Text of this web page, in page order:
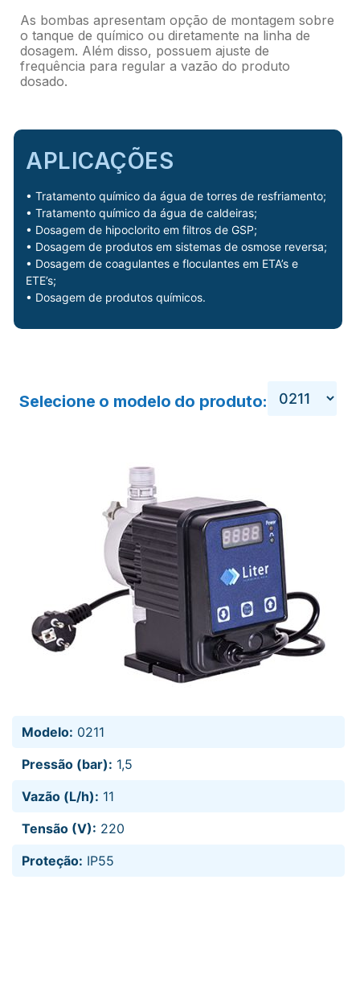
As bombas apresentam opção de montagem sobre
o tanque de químico ou diretamente na linha de
dosagem. Além disso, possuem ajuste de
frequência para regular a vazão do produto
dosado.
APLICAÇÕES
• Tratamento químico da água de torres de resfriamento;
• Tratamento químico da água de caldeiras;
• Dosagem de hipoclorito em filtros de GSP;
• Dosagem de produtos em sistemas de osmose reversa;
• Dosagem de coagulantes e floculantes em ETA’s e
ETE’s;
• Dosagem de produtos químicos.
Selecione o modelo do produto:
Modelo: 0211
Pressão (bar): 1,5
Vazão (L/h): 11
Tensão (V): 220
Proteção: IP55